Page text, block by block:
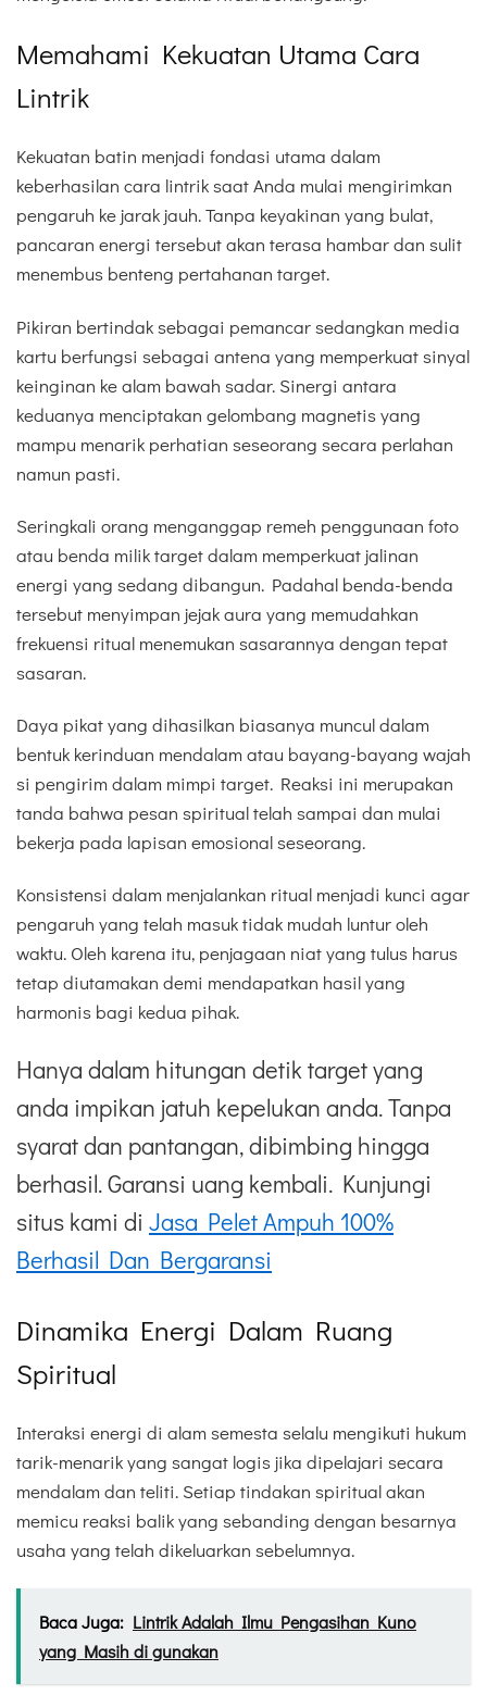
Memahami Kekuatan Utama Cara
Lintrik
Kekuatan batin menjadi fondasi utama dalam
keberhasilan cara lintrik saat Anda mulai mengirimkan
pengaruh ke jarak jauh. Tanpa keyakinan yang bulat,
pancaran energi tersebut akan terasa hambar dan sulit
menembus benteng pertahanan target.
Pikiran bertindak sebagai pemancar sedangkan media
kartu berfungsi sebagai antena yang memperkuat sinyal
keinginan ke alam bawah sadar. Sinergi antara
keduanya menciptakan gelombang magnetis yang
mampu menarik perhatian seseorang secara perlahan
namun pasti.
Seringkali orang menganggap remeh penggunaan foto
atau benda milik target dalam memperkuat jalinan
energi yang sedang dibangun. Padahal benda-benda
tersebut menyimpan jejak aura yang memudahkan
frekuensi ritual menemukan sasarannya dengan tepat
sasaran.
Daya pikat yang dihasilkan biasanya muncul dalam
bentuk kerinduan mendalam atau bayang-bayang wajah
si pengirim dalam mimpi target. Reaksi ini merupakan
tanda bahwa pesan spiritual telah sampai dan mulai
bekerja pada lapisan emosional seseorang.
Konsistensi dalam menjalankan ritual menjadi kunci agar
pengaruh yang telah masuk tidak mudah luntur oleh
waktu. Oleh karena itu, penjagaan niat yang tulus harus
tetap diutamakan demi mendapatkan hasil yang
harmonis bagi kedua pihak.
Hanya dalam hitungan detik target yang
anda impikan jatuh kepelukan anda. Tanpa
syarat dan pantangan, dibimbing hingga
berhasil. Garansi uang kembali. Kunjungi
situs kami di Jasa Pelet Ampuh 100%
Berhasil Dan Bergaransi
Dinamika Energi Dalam Ruang
Spiritual
Interaksi energi di alam semesta selalu mengikuti hukum
tarik-menarik yang sangat logis jika dipelajari secara
mendalam dan teliti. Setiap tindakan spiritual akan
memicu reaksi balik yang sebanding dengan besarnya
usaha yang telah dikeluarkan sebelumnya.
Baca Juga: Lintrik Adalah Ilmu Pengasihan Kuno
yang Masih di gunakan